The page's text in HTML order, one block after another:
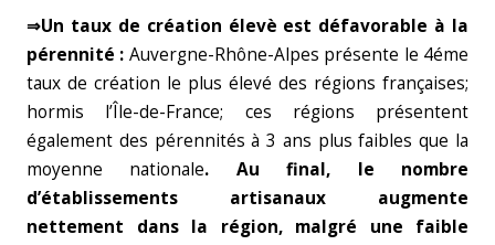
⇒Un taux de création élevè est défavorable à la
pérennité : Auvergne-Rhône-Alpes présente le 4éme
taux de création le plus élevé des régions françaises;
hormis l’Île-de-France; ces régions présentent
également des pérennités à 3 ans plus faibles que la
moyenne nationale.
Au final, le nombre
d’établissements artisanaux augmente
nettement dans la région, malgré une faible